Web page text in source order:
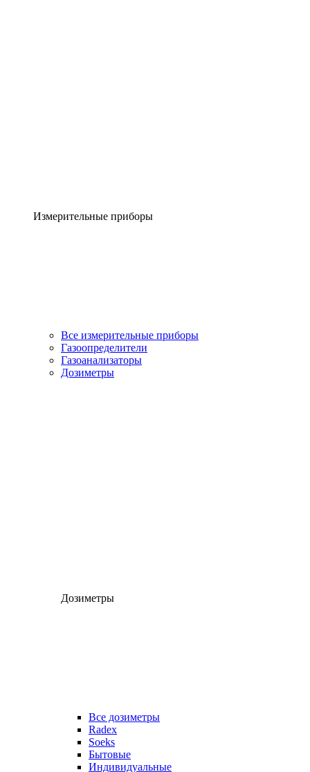
Измерительные приборы
Все измерительные приборы
Газоопределители
Газоанализаторы
Дозиметры
Дозиметры
Все дозиметры
Radex
Soeks
Бытовые
Индивидуальные